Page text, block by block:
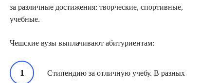
за различные достижения: творческие, спортивные,
учебные.
Чешские вузы выплачивают абитуриентам:
Стипендию за отличную учебу. В разных